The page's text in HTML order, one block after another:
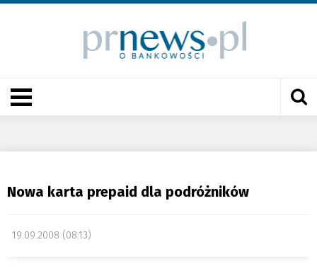
Nowa karta prepaid dla podróżników
19.09.2008 (08:13)